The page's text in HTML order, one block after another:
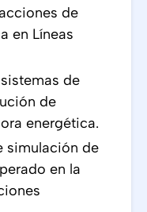
de
en Líneas
de
de
energética.
simulación de
en la